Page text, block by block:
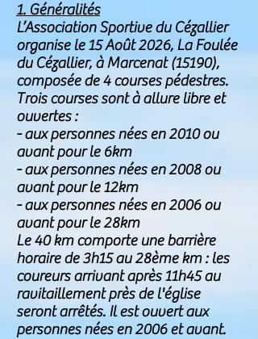
1. Généralités
L’Association Sportive du Cézallier
organise le 15 Août 2026, La Foulée
du Cézallier, à Marcenat (15190),
composée de 4 courses pédestres.
Trois courses sont à allure libre et
ouvertes :
- aux personnes nées en 2010 ou
avant pour le 6km
- aux personnes nées en 2008 ou
avant pour le 12km
- aux personnes nées en 2006 ou
avant pour le 28km
Le 40 km comporte une barrière
horaire de 3h15 au 28ème km : les
coureurs arrivant après 11h45 au
ravitaillement près de l'église
seront arrêtés. Il est ouvert aux
personnes nées en 2006 et avant.